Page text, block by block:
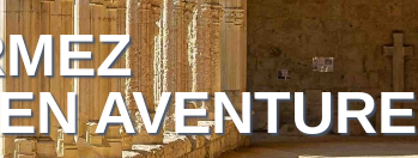
AVENTURE